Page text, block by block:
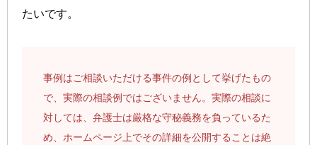
たいです。
事例はご相談いただける事件の例として挙げたもの
で、実際の相談例ではございません。実際の相談に
対しては、弁護士は厳格な守秘義務を負っているた
め、ホームページ上でその詳細を公開することは絶